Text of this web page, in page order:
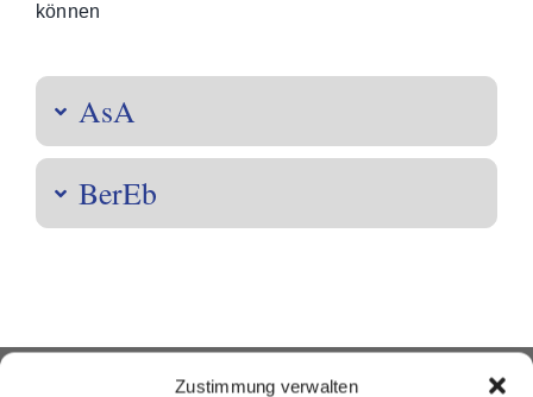
Zustimmung verwalten
können
AsA
BerEb